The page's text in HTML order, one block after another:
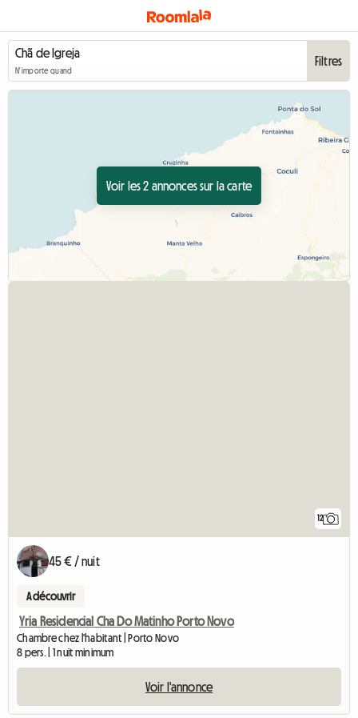
N'importe quand
Filtres
Voir les 2 annonces sur la carte
12
45 € / nuit
A découvrir
Yria Residencial Cha Do Matinho Porto Novo
Chambre chez l'habitant | Porto Novo
8 pers. | 1 nuit minimum
Voir l'annonce